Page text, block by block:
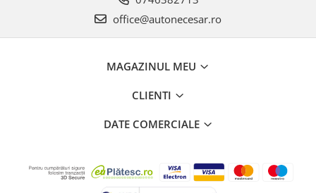
office@autonecesar.ro
MAGAZINUL MEU
CLIENTI
DATE COMERCIALE